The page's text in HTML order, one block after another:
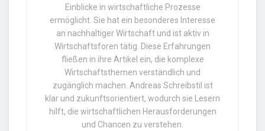
Einblicke in wirtschaftliche Prozesse
ermöglicht. Sie hat ein besonderes Interesse
an nachhaltiger Wirtschaft und ist aktiv in
Wirtschaftsforen tätig. Diese Erfahrungen
fließen in ihre Artikel ein, die komplexe
Wirtschaftsthemen verständlich und
zugänglich machen. Andreas Schreibstil ist
klar und zukunftsorientiert, wodurch sie Lesern
hilft, die wirtschaftlichen Herausforderungen
und Chancen zu verstehen.